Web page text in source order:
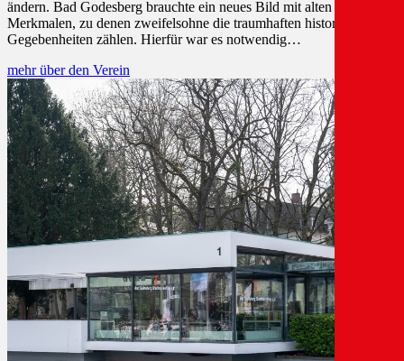
ändern. Bad Godesberg brauchte ein neues Bild mit alten
Merkmalen, zu denen zweifelsohne die traumhaften historischen
Gegebenheiten zählen. Hierfür war es notwendig…
mehr über den Verein